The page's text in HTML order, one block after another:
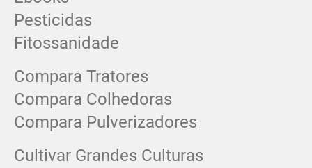
Pesticidas
Fitossanidade
Compara Tratores
Compara Colhedoras
Compara Pulverizadores
Cultivar Grandes Culturas